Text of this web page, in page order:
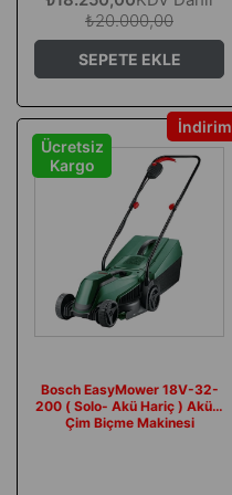
₺20.000,00
SEPETE EKLE
Bosch EasyMower 18V-32-
200 ( Solo- Akü Hariç ) Akülü
Çim Biçme Makinesi
İndirim
Ücretsiz
Kargo